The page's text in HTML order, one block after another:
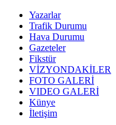
Yazarlar
Trafik Durumu
Hava Durumu
Gazeteler
Fikstür
VİZYONDAKİLER
FOTO GALERİ
VIDEO GALERİ
Künye
İletişim